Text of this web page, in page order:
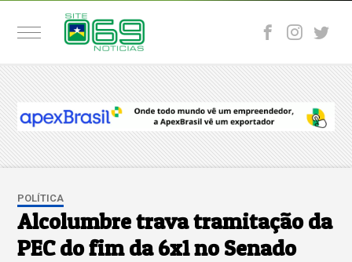
POLÍTICA
Alcolumbre trava tramitação da
PEC do fim da 6x1 no Senado